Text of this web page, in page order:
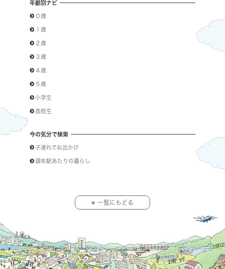
年齢別ナビ
０歳
１歳
２歳
３歳
４歳
５歳
小学生
高校生
今の気分で検索
子連れでお出かけ
調布駅あたりの暮らし
一覧にもどる